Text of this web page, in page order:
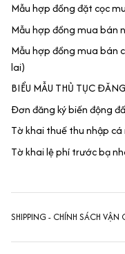
Mẫu hợp đồng đặt cọc
Mẫu hợp đồng mua bán
Mẫu hợp đồng mua bán
lai)
BIỂU MẪU THỦ TỤC
Đơn đăng ký biến động
Tờ khai thuế thu nhập cá
Tờ khai lệ phí trước bạ
SHIPPING - CHÍNH SÁCH VẬN